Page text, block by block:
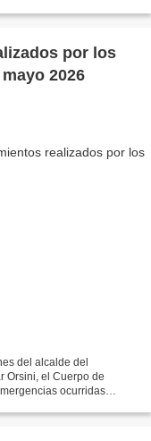
por los
2026
del alcalde del
Orsini, el Cuerpo de
ocurridas